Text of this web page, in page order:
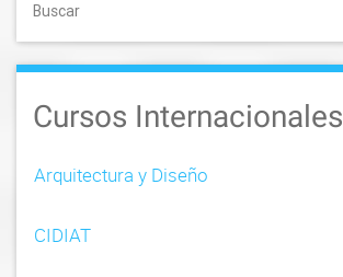
n
a
v
a
Buscar
Cursos Internacionales
Arquitectura y Diseño
CIDIAT